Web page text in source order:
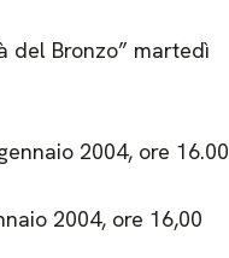
del Bronzo” martedì
2004, ore 16.00
2004, ore 16,00